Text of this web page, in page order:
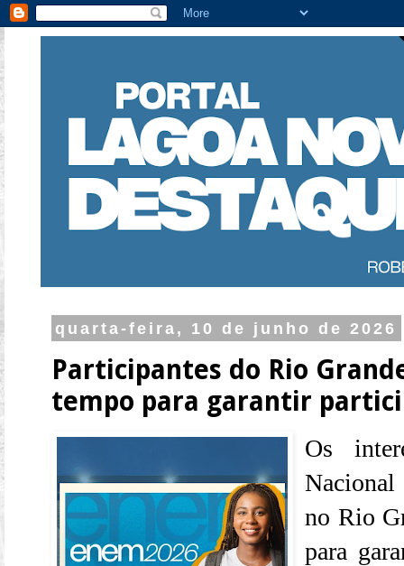
quarta-feira, 10 de junho de 2026
Participantes do Rio
tempo para garantir
Os
no Rio
para